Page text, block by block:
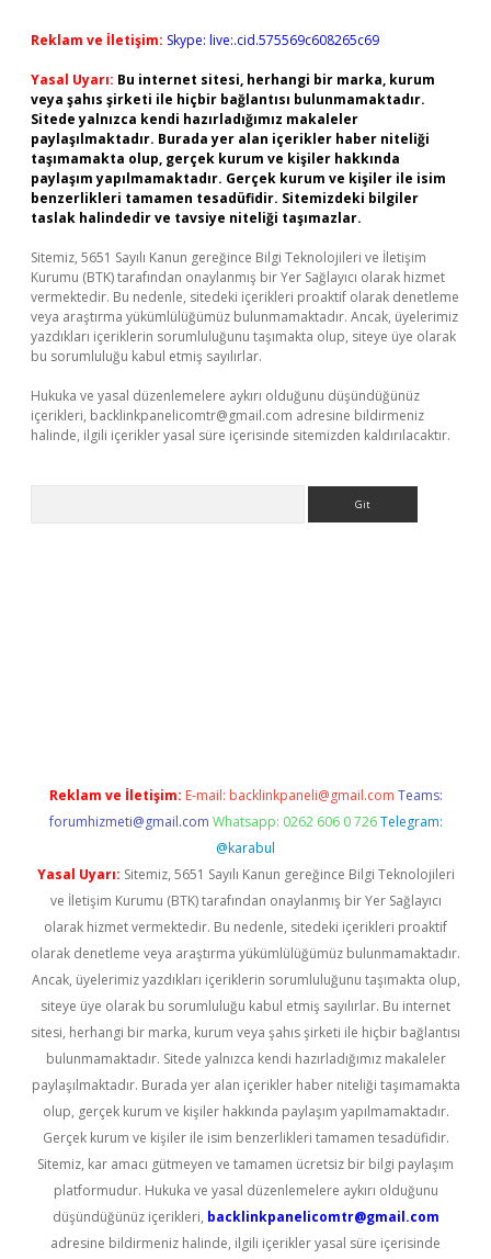
Reklam ve İletişim: Skype: live:.cid.575569c608265c69
Yasal Uyarı: Bu internet sitesi, herhangi bir marka, kurum
veya şahıs şirketi ile hiçbir bağlantısı bulunmamaktadır.
Sitede yalnızca kendi hazırladığımız makaleler
paylaşılmaktadır. Burada yer alan içerikler haber niteliği
taşımamakta olup, gerçek kurum ve kişiler hakkında
paylaşım yapılmamaktadır. Gerçek kurum ve kişiler ile isim
benzerlikleri tamamen tesadüfidir. Sitemizdeki bilgiler
taslak halindedir ve tavsiye niteliği taşımazlar.
Sitemiz, 5651 Sayılı Kanun gereğince Bilgi Teknolojileri ve İletişim
Kurumu (BTK) tarafından onaylanmış bir Yer Sağlayıcı olarak hizmet
vermektedir. Bu nedenle, sitedeki içerikleri proaktif olarak denetleme
veya araştırma yükümlülüğümüz bulunmamaktadır. Ancak, üyelerimiz
yazdıkları içeriklerin sorumluluğunu taşımakta olup, siteye üye olarak
bu sorumluluğu kabul etmiş sayılırlar.
Hukuka ve yasal düzenlemelere aykırı olduğunu düşündüğünüz
içerikleri, backlinkpanelicomtr@gmail.com adresine bildirmeniz
halinde, ilgili içerikler yasal süre içerisinde sitemizden kaldırılacaktır.
Reklam ve İletişim: E-mail: backlinkpaneli@gmail.com Teams:
forumhizmeti@gmail.com Whatsapp: 0262 606 0 726 Telegram:
@karabul
Yasal Uyarı: Sitemiz, 5651 Sayılı Kanun gereğince Bilgi Teknolojileri
ve İletişim Kurumu (BTK) tarafından onaylanmış bir Yer Sağlayıcı
olarak hizmet vermektedir. Bu nedenle, sitedeki içerikleri proaktif
olarak denetleme veya araştırma yükümlülüğümüz bulunmamaktadır.
Ancak, üyelerimiz yazdıkları içeriklerin sorumluluğunu taşımakta olup,
siteye üye olarak bu sorumluluğu kabul etmiş sayılırlar. Bu internet
sitesi, herhangi bir marka, kurum veya şahıs şirketi ile hiçbir bağlantısı
bulunmamaktadır. Sitede yalnızca kendi hazırladığımız makaleler
paylaşılmaktadır. Burada yer alan içerikler haber niteliği taşımamakta
olup, gerçek kurum ve kişiler hakkında paylaşım yapılmamaktadır.
Gerçek kurum ve kişiler ile isim benzerlikleri tamamen tesadüfidir.
Sitemiz, kar amacı gütmeyen ve tamamen ücretsiz bir bilgi paylaşım
platformudur. Hukuka ve yasal düzenlemelere aykırı olduğunu
düşündüğünüz içerikleri, backlinkpanelicomtr@gmail.com
adresine bildirmeniz halinde, ilgili içerikler yasal süre içerisinde